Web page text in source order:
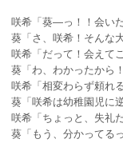
咲希「葵―っ！！会い
葵「さ、咲希！そんな
咲希「だって！会えて
葵「わ、わかったから
咲希「相変わらず頼れ
葵「咲希は幼稚園児に
咲希「ちょっと、失礼
葵「もう、分かってる